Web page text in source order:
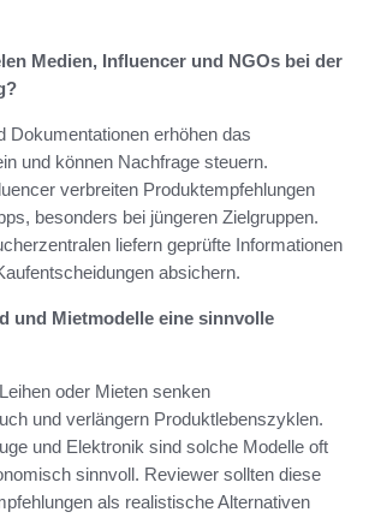
Medien, Influencer und NGOs bei der
Dokumentationen erhöhen das
und können Nachfrage steuern.
verbreiten Produktempfehlungen
besonders bei jüngeren Zielgruppen.
liefern geprüfte Informationen
absichern.
und Mietmodelle eine sinnvolle
oder Mieten senken
und verlängern Produktlebenszyklen.
und Elektronik sind solche Modelle oft
sinnvoll. Reviewer sollten diese
als realistische Alternativen